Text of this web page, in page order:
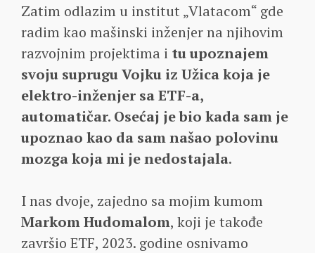
Zatim odlazim u institut „Vlatacom“ gde
radim kao mašinski inženjer na njihovim
razvojnim projektima i tu upoznajem
svoju suprugu Vojku iz Užica koja je
elektro-inženjer sa ETF-a,
automatičar. Osećaj je bio kada sam je
upoznao kao da sam našao polovinu
mozga koja mi je nedostajala.
I nas dvoje, zajedno sa mojim kumom
Markom Hudomalom, koji je takođe
završio ETF, 2023. godine osnivamo